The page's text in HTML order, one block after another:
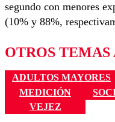
segundo con menores
(10% y 88%,
OTROS
ADULTOS MAYORES
MEDICIÓN
VEJEZ